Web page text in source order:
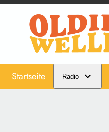
Startseite Radio